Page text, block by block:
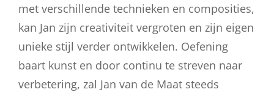
met verschillende technieken en composities,
kan Jan zijn creativiteit vergroten en zijn eigen
unieke stijl verder ontwikkelen. Oefening
baart kunst en door continu te streven naar
verbetering, zal Jan van de Maat steeds